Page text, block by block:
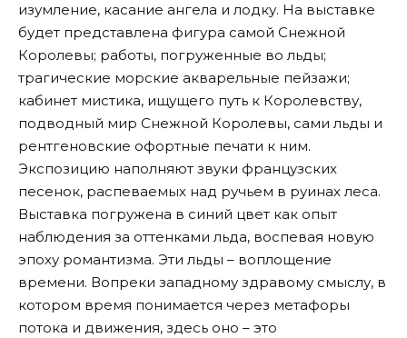
изумление, касание ангела и лодку. На выставке
будет представлена фигура самой Снежной
Королевы; работы, погруженные во льды;
трагические морские акварельные пейзажи;
кабинет мистика, ищущего путь к Королевству,
подводный мир Снежной Королевы, сами льды и
рентгеновские офортные печати к ним.
Экспозицию наполняют звуки французских
песенок, распеваемых над ручьем в руинах леса.
Выставка погружена в синий цвет как опыт
наблюдения за оттенками льда, воспевая новую
эпоху романтизма. Эти льды – воплощение
времени. Вопреки западному здравому смыслу, в
котором время понимается через метафоры
потока и движения, здесь оно – это